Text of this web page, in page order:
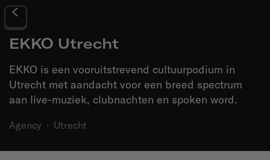
EKKO Utrecht
EKKO is een vooruitstrevend cultuurpodium in
Utrecht met aandacht voor een breed spectrum
aan live-muziek, clubnachten en spoken word.
Agency · Utrecht